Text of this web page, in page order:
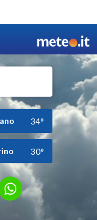
34°
30°